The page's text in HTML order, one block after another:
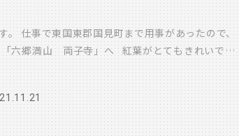
それがこちら 個人的にはもう少し小さい予定だっ
と文字の影が合間って なかなか良い感じになりま
つくのは、本当に最後の最後に なるケースがほ
気にプラスする 悩ましいヤツですが、 せっかく
ければと思います。 そうそう アルプ展示場の外
しめた夜の雰囲気も 綺麗ですよ 日が暮れるのが
囲気も楽しんでもらえるように なって来てます
！ 安部
仕事で東国東郡国見町まで用事があったので、
六郷満山 両子寺」へ 紅葉がとてもきれいで
級の石像仁王 厳かな空気感が漂っています そ
ミルクラテ 甘い黒糖が心身ともに癒してくれま
葉がきれいです！！ 是非、行かれてみてくださ